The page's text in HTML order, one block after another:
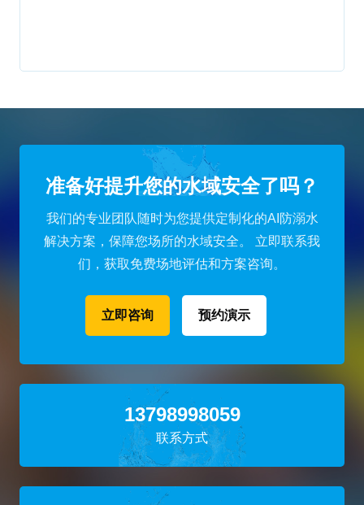
准备好提升您的水域安全了吗？
我们的专业团队随时为您提供定制化的AI防溺水
解决方案，保障您场所的水域安全。
立即联系我
们，获取免费场地评估和方案咨询。
立即咨询 预约演示
13798998059
联系方式